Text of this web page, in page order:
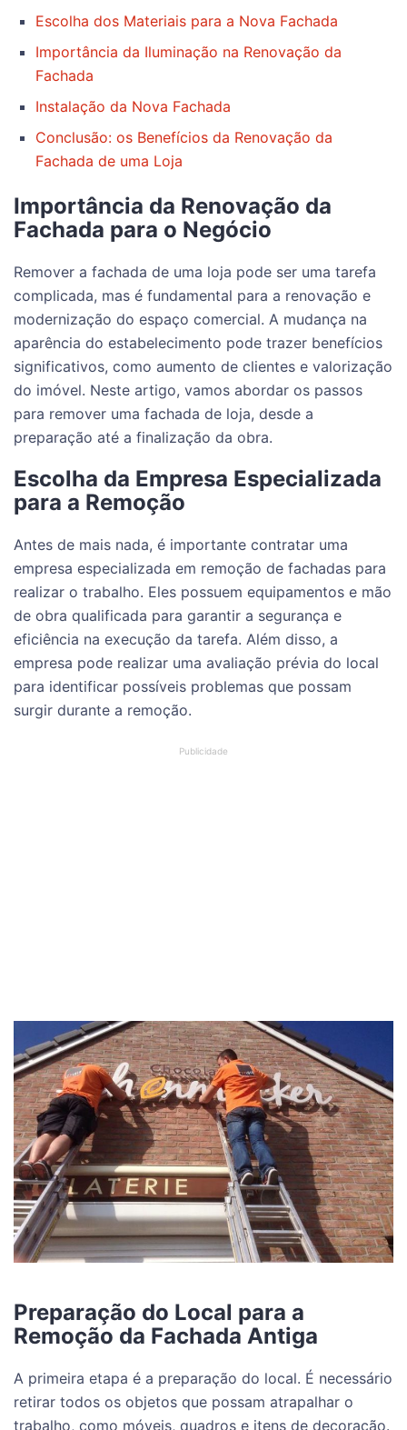
Escolha dos Materiais para a Nova Fachada
Importância da Iluminação na Renovação da
Fachada
Instalação da Nova Fachada
Conclusão: os Benefícios da Renovação da
Fachada de uma Loja
Importância da Renovação da
Fachada para o Negócio
Remover a fachada de uma loja pode ser uma tarefa
complicada, mas é fundamental para a renovação e
modernização do espaço comercial. A mudança na
aparência do estabelecimento pode trazer benefícios
significativos, como aumento de clientes e valorização
do imóvel. Neste artigo, vamos abordar os passos
para remover uma fachada de loja, desde a
preparação até a finalização da obra.
Escolha da Empresa Especializada
para a Remoção
Antes de mais nada, é importante contratar uma
empresa especializada em remoção de fachadas para
realizar o trabalho. Eles possuem equipamentos e mão
de obra qualificada para garantir a segurança e
eficiência na execução da tarefa. Além disso, a
empresa pode realizar uma avaliação prévia do local
para identificar possíveis problemas que possam
surgir durante a remoção.
Preparação do Local para a
Remoção da Fachada Antiga
A primeira etapa é a preparação do local. É necessário
retirar todos os objetos que possam atrapalhar o
trabalho, como móveis, quadros e itens de decoração.